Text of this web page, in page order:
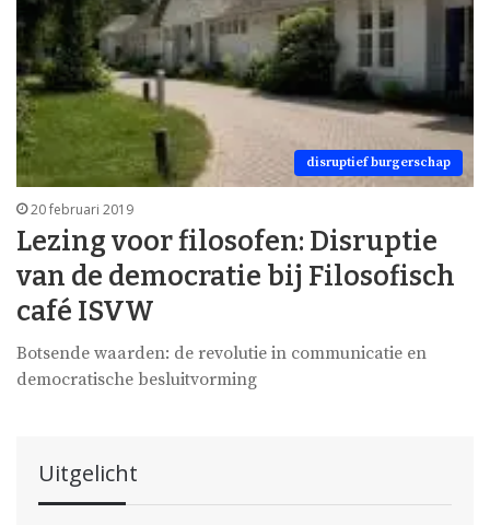
disruptief burgerschap
20 februari 2019
Lezing voor filosofen: Disruptie
van de democratie bij Filosofisch
café ISVW
Botsende waarden: de revolutie in communicatie en
democratische besluitvorming
Uitgelicht